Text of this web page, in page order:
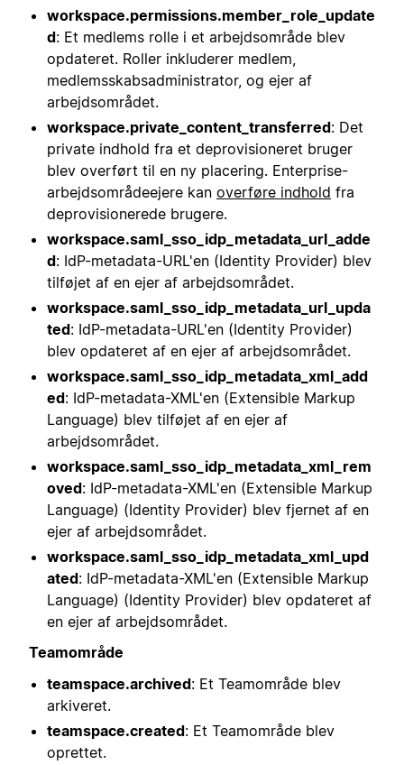
workspace.permissions.member_role_update
d: Et medlems rolle i et arbejdsområde blev
opdateret. Roller inkluderer medlem,
medlemsskabsadministrator, og ejer af
arbejdsområdet.
workspace.private_content_transferred: Det
private indhold fra et deprovisioneret bruger
blev overført til en ny placering. Enterprise-
arbejdsområdeejere kan overføre indhold fra
deprovisionerede brugere.
workspace.saml_sso_idp_metadata_url_adde
d: IdP-metadata-URL'en (Identity Provider) blev
tilføjet af en ejer af arbejdsområdet.
workspace.saml_sso_idp_metadata_url_upda
ted: IdP-metadata-URL'en (Identity Provider)
blev opdateret af en ejer af arbejdsområdet.
workspace.saml_sso_idp_metadata_xml_add
ed: IdP-metadata-XML'en (Extensible Markup
Language) blev tilføjet af en ejer af
arbejdsområdet.
workspace.saml_sso_idp_metadata_xml_rem
oved: IdP-metadata-XML'en (Extensible Markup
Language) (Identity Provider) blev fjernet af en
ejer af arbejdsområdet.
workspace.saml_sso_idp_metadata_xml_upd
ated: IdP-metadata-XML'en (Extensible Markup
Language) (Identity Provider) blev opdateret af
en ejer af arbejdsområdet.
Teamområde
teamspace.archived: Et Teamområde blev
arkiveret.
teamspace.created: Et Teamområde blev
oprettet.